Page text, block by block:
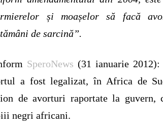
și moașelor să facă
de sarcină”.
SperoNews (31 ianuarie
a fost legalizat, în Africa de
de avorturi raportate la guvern,
negri africani.